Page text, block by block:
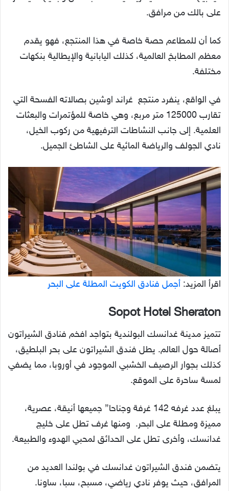
على بالك من مرافق.
كما أن للمطاعم حصة خاصة في هذا المنتجع، فهو يقدم
معظم المطابخ العالمية، كذلك اليابانية والإيطالية بنكهات
مختلفة.
في الواقع، ينفرد منتجع غراند اوشين بصالاته الفسحة التي
تقارب 125000 متر مربع، وهي خاصة للمؤتمرات والبعثات
العلمية. إلى جانب النشاطات الترفيهية من ركوب الخيل،
نادي الجولف والرياضة المائية على الشاطئ الجميل.
اقرأ المزيد: أجمل فنادق الكويت المطلة على البحر
Sopot Hotel Sheraton
تتميز مدينة غدانسك البولندية بتواجد افخم فنادق الشيراتون
أصالة حول العالم. يطل فندق الشيراتون على بحر البلطيق،
كذلك بجوار الرصيف الخشبي الموجود في أوروبا، مما يضفي
لمسة ساحرة على الموقع.
يبلغ عدد غرفه 142 غرفة وجناحا” جميعها أنيقة، عصرية،
مميزة ومطلة على البحر. ومنها غرف تطل على خليج
غدانسك، وأخرى تطل على الحدائق لمحبي الهدوء والطبيعة.
يتضمن فندق الشيراتون غدانسك في بولندا العديد من
المرافق، حيث يوفر نادي رياضي، مسبح، سبا، ساونا.